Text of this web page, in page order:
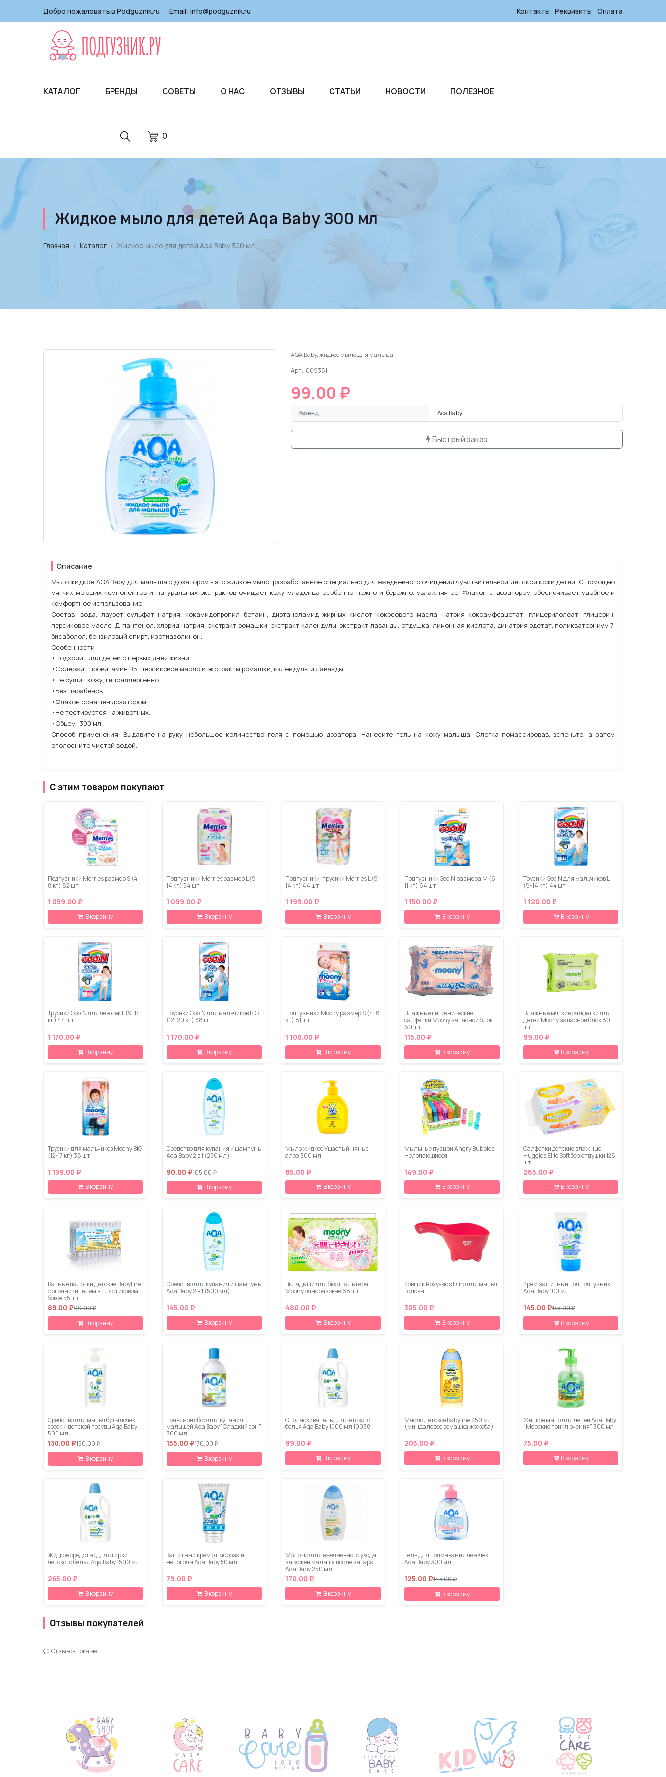
Добро пожаловать в Podguznik.ru Email: info@podguznik.ru Контакты Реквизиты Оплата
0
КАТАЛОГ БРЕНДЫ СОВЕТЫ О НАС ОТЗЫВЫ СТАТЬИ НОВОСТИ ПОЛЕЗНОЕ
Жидкое мыло для детей Aqa Baby 300 мл
Главная Каталог Жидкое мыло для детей Aqa Baby 300 мл
AQA Baby, жидкое мыло для малыша
Арт.: 009351
99.00 ₽
Бренд Aqa Baby
Быстрый заказ
Описание
Мыло жидкое AQA Baby для малыша с дозатором - это жидкое мыло, разработанное специально для ежедневного очищения чувствительной детской кожи детей. С помощью
мягких моющих компонентов и натуральных экстрактов очищает кожу младенца особенно нежно и бережно, увлажняя её. Флакон с дозатором обеспечивает удобное и
комфортное использование.
Состав: вода, лаурет сульфат натрия, кокамидопропил бетаин, диэтаноламид жирных кислот кокосового масла, натрия кокоамфоацетат, глицерилолеат, глицерин,
персиковое масло, Д-пантенол, хлорид натрия, экстракт ромашки, экстракт календулы, экстракт лаванды, отдушка, лимонная кислота, динатрия эдетат, поликватерниум 7,
бисаболол, бензиловый спирт, изотиазолинон.
Особенности:
•Подходит для детей с первых дней жизни.
•Содержит провитамин В5, персиковое масло и экстракты ромашки, календулы и лаванды.
•Не сушит кожу, гипоаллергенно.
•Без парабенов.
•Флакон оснащён дозатором.
•Не тестируется на животных.
•Объем: 300 мл.
Способ применения. Выдавите на руку небольшое количество геля с помощью дозатора. Нанесите гель на кожу малыша. Слегка помассировав, вспеньте, а затем
ополосните чистой водой.
С этим товаром покупают
Подгузники Merries размер S (4-
8 кг) 82 шт
1 099.00 ₽
В корзину
Подгузники Merries размер L (9-
14 кг) 54 шт
1 099.00 ₽
В корзину
Подгузники-трусики Merries L (9-
14 кг) 44 шт
1 199.00 ₽
В корзину
Подгузники Goo.N размера M (6-
11 кг) 64 шт
1 150.00 ₽
В корзину
Трусики Goo.N для мальчиков L
(9-14 кг) 44 шт
1 120.00 ₽
В корзину
Трусики Goo.N для девочек L (9-14
кг) 44 шт
1 170.00 ₽
В корзину
Трусики Goo.N для мальчиков BIG
(12-20 кг) 38 шт
1 170.00 ₽
В корзину
Подгузники Moony размер S (4-8
кг) 81 шт
1 100.00 ₽
В корзину
Влажные гигиенические
салфетки Moony запасной блок
60 шт
115.00 ₽
В корзину
Влажные мягкие салфетки для
детей Moony запасной блок 80
шт
99.00 ₽
В корзину
Трусики для мальчиков Moony BIG
(12-17 кг) 38 шт
1 199.00 ₽
В корзину
Средство для купания и шампунь
Aqa Baby 2 в 1 (250 мл)
90.00 ₽105.00 ₽
В корзину
Мыло жидкое Ушастый нянь с
алоэ 300 мл.
85.00 ₽
В корзину
Мыльные пузыри Angry Bubbles
Нелопающиеся
149.00 ₽
В корзину
Салфетки детские влажные
Huggies Elite Soft без отдушки 128
шт
265.00 ₽
В корзину
Ватные палочки детские Babyline
с ограничителем в пластиковом
боксе 55 шт
89.00 ₽99.00 ₽
В корзину
Средство для купания и шампунь
Aqa Baby 2 в 1 (500 мл)
145.00 ₽
В корзину
Вкладыши для бюстгальтера
Moony одноразовые 68 шт
480.00 ₽
В корзину
Ковшик Roxy-kids Dino для мытья
головы
305.00 ₽
В корзину
Крем защитный под подгузник
Aqa Baby 100 мл
145.00 ₽155.00 ₽
В корзину
Средство для мытья бутылочек,
сосок и детской посуды Aqa Baby
500 мл
130.00 ₽150.00 ₽
В корзину
Травяной сбор для купания
малышей Aqa Baby "Сладкий сон"
300 мл
155.00 ₽170.00 ₽
В корзину
Ополаскиватель для детского
белья Aqa Baby 1000 мл 10038
99.00 ₽
В корзину
Масло детское Babyline 250 мл
(миндалевое ромашка жожоба)
205.00 ₽
В корзину
Жидкое мыло для детей Aqa Baby
"Морские приключения" 300 мл
75.00 ₽
В корзину
Жидкое средство для стирки
детского белья Aqa Baby 1500 мл
265.00 ₽
В корзину
Защитный крем от мороза и
непогоды Aqa Baby 50 мл
79.00 ₽
В корзину
Молочко для ежедневного ухода
за кожей малыша после загара
Aqa Baby 250 мл.
170.00 ₽
В корзину
Гель для подмывания девочек
Aqa Baby 300 мл
125.00 ₽145.00 ₽
В корзину
Отзывы покупателей
Отзывов пока нет